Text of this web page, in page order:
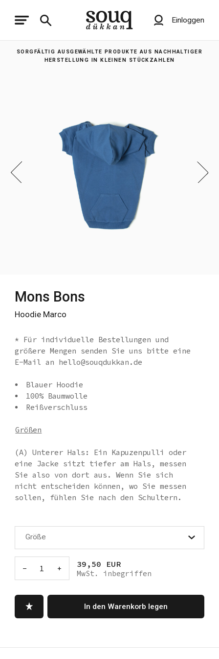
Einloggen
SORGFÄLTIG AUSGEWÄHLTE PRODUKTE AUS NACHHALTIGER
HERSTELLUNG IN KLEINEN STÜCKZAHLEN
Mons Bons
Hoodie Marco
* Für individuelle Bestellungen und
größere Mengen senden Sie uns bitte eine
E-Mail an hello@souqdukkan.de
Blauer Hoodie
100% Baumwolle
Reißverschluss
Größen
(A) Unterer Hals: Ein Kapuzenpulli oder
eine Jacke sitzt tiefer am Hals, messen
Sie also von dort aus. Wenn Sie sich
nicht entscheiden können, wo Sie messen
sollen, fühlen Sie nach den Schultern.
Hundes, in der Regel direkt hinter den
Achselhöhlen der Vorderläufe. Messen Sie
Hundes, sondern beginnen Sie mit der
Messung am unteren Ende des Brustkorbs
Größe
- 1 + 39,50 EUR
MwSt. inbegriffen
In den Warenkorb legen